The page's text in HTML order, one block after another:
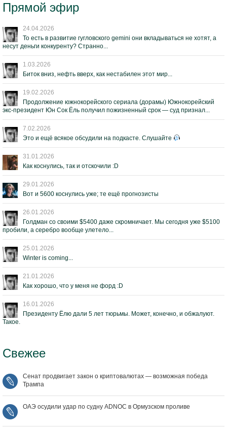
Прямой эфир
24.04.2026
То есть в развитие гугловского gemini они вкладываться не хотят, а
несут деньги конкуренту? Странно...
1.03.2026
Биток вниз, нефть вверх, как нестабилен этот мир...
19.02.2026
Продолжение южнокорейского сериала (дорамы) Южнокорейский
экс-президент Юн Сок Ёль получил пожизненный срок — суд признал...
7.02.2026
Это и ещё всякое обсудили на подкасте. Слушайте
31.01.2026
Как коснулись, так и отскочили :D
29.01.2026
Вот и 5600 коснулись уже; те ещё прогнозисты
26.01.2026
Голдман со своими $5400 даже скромничает. Мы сегодня уже $5100
пробили, а серебро вообще улетело...
25.01.2026
Winter is coming...
21.01.2026
Как хорошо, что у меня не форд :D
16.01.2026
Президенту Ёлю дали 5 лет тюрьмы. Может, конечно, и обжалуют.
Такое.
Свежее
Сенат продвигает закон о криптовалютах — возможная победа
Трампа
ОАЭ осудили удар по судну ADNOC в Ормузском проливе